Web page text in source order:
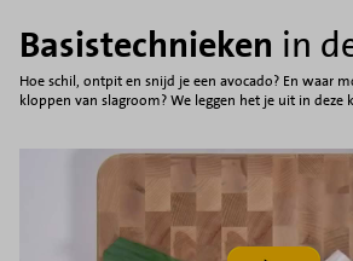
Basistechnieken in
Hoe schil, ontpit en snijd je een avocado? En waar
kloppen van slagroom? We leggen het je uit in deze